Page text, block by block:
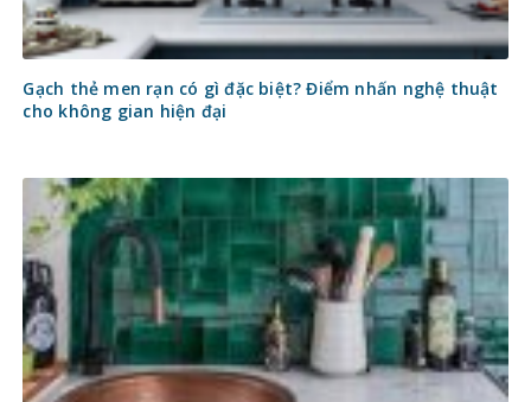
Gạch thẻ men rạn có gì đặc biệt? Điểm nhấn nghệ thuật
cho không gian hiện đại